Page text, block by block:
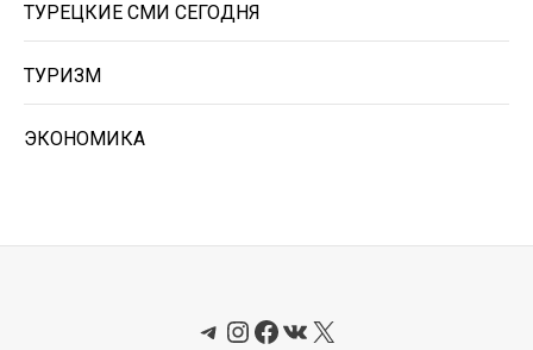
ТУРЕЦКИЕ СМИ СЕГОДНЯ
ТУРИЗМ
ЭКОНОМИКА
Telegram
Instagram
Facebook
ВКонтакте
X